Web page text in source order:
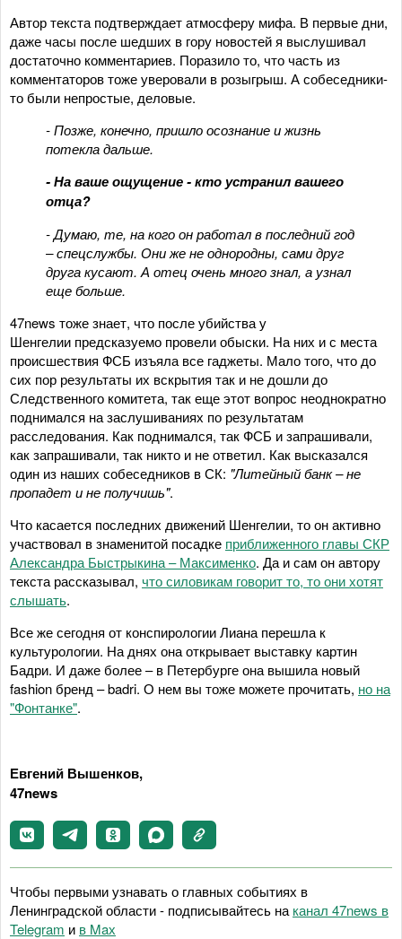
Автор текста подтверждает атмосферу мифа. В первые дни,
даже часы после шедших в гору новостей я выслушивал
достаточно комментариев. Поразило то, что часть из
комментаторов тоже уверовали в розыгрыш. А собеседники-
то были непростые, деловые.
- Позже, конечно, пришло осознание и жизнь
потекла дальше.
- На ваше ощущение - кто устранил вашего
отца?
- Думаю, те, на кого он работал в последний год
– спецслужбы. Они же не однородны, сами друг
друга кусают. А отец очень много знал, а узнал
еще больше.
47news тоже знает, что после убийства у
Шенгелии предсказуемо провели обыски. На них и с места
происшествия ФСБ изъяла все гаджеты. Мало того, что до
сих пор результаты их вскрытия так и не дошли до
Следственного комитета, так еще этот вопрос неоднократно
поднимался на заслушиваниях по результатам
расследования. Как поднимался, так ФСБ и запрашивали,
как запрашивали, так никто и не ответил. Как высказался
один из наших собеседников в СК: "Литейный банк – не
пропадет и не получишь".
Что касается последних движений Шенгелии, то он активно
участвовал в знаменитой посадке приближенного главы СКР
Александра Быстрыкина – Максименко. Да и сам он автору
текста рассказывал, что силовикам говорит то, то они хотят
слышать.
Все же сегодня от конспирологии Лиана перешла к
культурологии. На днях она открывает выставку картин
Бадри. И даже более – в Петербурге она вышила новый
fashion бренд – badri. О нем вы тоже можете прочитать, но на
"Фонтанке".
Евгений Вышенков,
47news
Чтобы первыми узнавать о главных событиях в
Ленинградской области - подписывайтесь на канал 47news в
Telegram и в Maх